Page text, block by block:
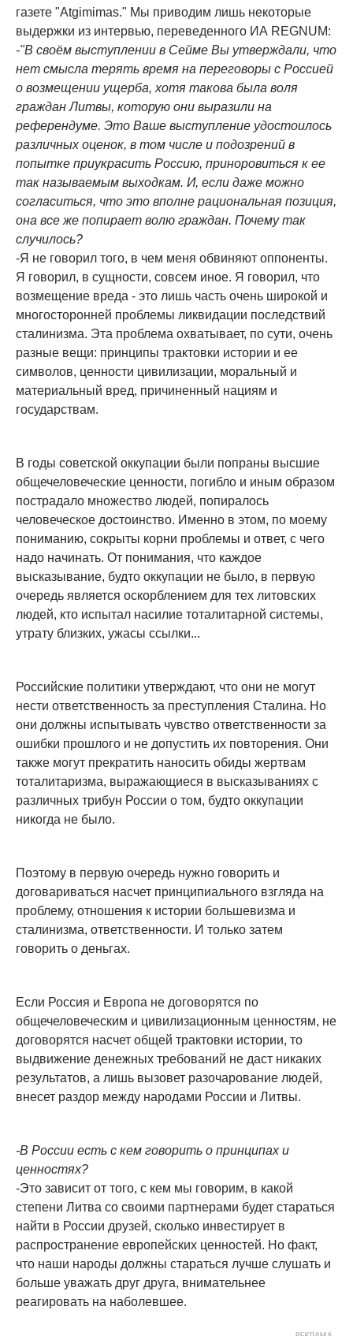
газете "Atgimimas." Мы приводим лишь некоторые
выдержки из интервью, переведенного ИА REGNUM:
-"В своём выступлении в Сейме Вы утверждали, что
нет смысла терять время на переговоры с Россией
о возмещении ущерба, хотя такова была воля
граждан Литвы, которую они выразили на
референдуме. Это Ваше выступление удостоилось
различных оценок, в том числе и подозрений в
попытке приукрасить Россию, приноровиться к ее
так называемым выходкам. И, если даже можно
согласиться, что это вполне рациональная позиция,
она все же попирает волю граждан. Почему так
случилось?
-Я не говорил того, в чем меня обвиняют оппоненты.
Я говорил, в сущности, совсем иное. Я говорил, что
возмещение вреда - это лишь часть очень широкой и
многосторонней проблемы ликвидации последствий
сталинизма. Эта проблема охватывает, по сути, очень
разные вещи: принципы трактовки истории и ее
символов, ценности цивилизации, моральный и
материальный вред, причиненный нациям и
государствам.
В годы советской оккупации были попраны высшие
общечеловеческие ценности, погибло и иным образом
пострадало множество людей, попиралось
человеческое достоинство. Именно в этом, по моему
пониманию, сокрыты корни проблемы и ответ, с чего
надо начинать. От понимания, что каждое
высказывание, будто оккупации не было, в первую
очередь является оскорблением для тех литовских
людей, кто испытал насилие тоталитарной системы,
утрату близких, ужасы ссылки...
Российские политики утверждают, что они не могут
нести ответственность за преступления Сталина. Но
они должны испытывать чувство ответственности за
ошибки прошлого и не допустить их повторения. Они
также могут прекратить наносить обиды жертвам
тоталитаризма, выражающиеся в высказываниях с
различных трибун России о том, будто оккупации
никогда не было.
Поэтому в первую очередь нужно говорить и
договариваться насчет принципиального взгляда на
проблему, отношения к истории большевизма и
сталинизма, ответственности. И только затем
говорить о деньгах.
Если Россия и Европа не договорятся по
общечеловеческим и цивилизационным ценностям, не
договорятся насчет общей трактовки истории, то
выдвижение денежных требований не даст никаких
результатов, а лишь вызовет разочарование людей,
внесет раздор между народами России и Литвы.
-В России есть с кем говорить о принципах и
ценностях?
-Это зависит от того, с кем мы говорим, в какой
степени Литва со своими партнерами будет стараться
найти в России друзей, сколько инвестирует в
распространение европейских ценностей. Но факт,
что наши народы должны стараться лучше слушать и
больше уважать друг друга, внимательнее
реагировать на наболевшее.